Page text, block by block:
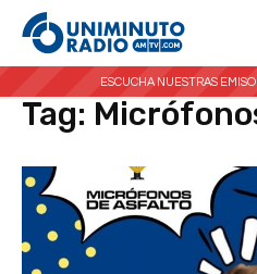
ESCUCHA NUESTRAS
Inicio Etiquetas Micrófonos de
Tag: